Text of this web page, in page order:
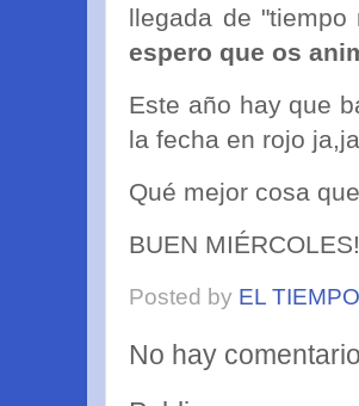
llegada de
espero que os
Este año hay que
la fecha en rojo
Qué mejor cosa
BUEN
Posted by EL
No hay